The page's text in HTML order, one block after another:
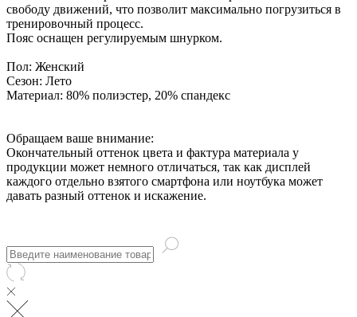
свободу движений, что позволит максимально погрузиться в
тренировочный процесс.
Пояс оснащен регулируемым шнурком.
Пол: Женский
Сезон: Лето
Материал: 80% полиэстер, 20% спандекс
Обращаем ваше внимание:
Окончательный оттенок цвета и фактура материала у
продукции может немного отличаться, так как дисплей
каждого отдельно взятого смартфона или ноутбука может
давать разный оттенок и искажение.